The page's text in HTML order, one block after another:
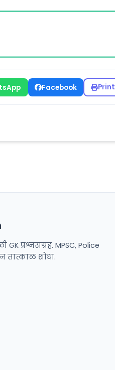
Facebook Print
GK प्रश्नसंग्रह. MPSC, Police
तात्काळ शोधा.